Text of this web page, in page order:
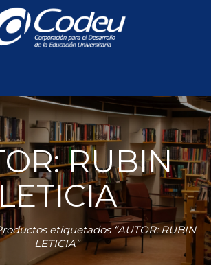
RUBIN
etiquetados “AUTOR: RUBIN
LETICIA”